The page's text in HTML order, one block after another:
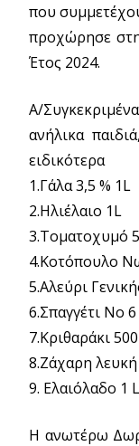
που
προχώρησε
Έτος 2024.
Α/
ανήλικα
ειδικότερα
1.Γάλα 3,5 % 1L
2.Ηλιέλαιο 1L
3.Τοματοχυμό
4.Κοτόπουλο
5.Αλεύρι
6.Σπαγγέτι Νο 6
7.Κριθαράκι
8.Ζάχαρη
9. Ελαιόλαδο 1 L
Η ανωτέρω